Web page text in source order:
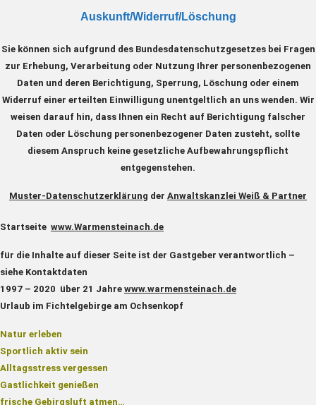
Auskunft/Widerruf/Löschung
Sie können sich aufgrund des Bundesdatenschutzgesetzes bei Fragen
zur Erhebung, Verarbeitung oder Nutzung Ihrer personenbezogenen
Daten und deren Berichtigung, Sperrung, Löschung oder einem
Widerruf einer erteilten Einwilligung unentgeltlich an uns wenden. Wir
weisen darauf hin, dass Ihnen ein Recht auf Berichtigung falscher
Daten oder Löschung personenbezogener Daten zusteht, sollte
diesem Anspruch keine gesetzliche Aufbewahrungspflicht
entgegenstehen.
Muster-Datenschutzerklärung der Anwaltskanzlei Weiß & Partner
Startseite www.Warmensteinach.de
für die Inhalte auf dieser Seite ist der Gastgeber verantwortlich –
siehe Kontaktdaten
1997 – 2020 über 21 Jahre www.warmensteinach.de
Urlaub im Fichtelgebirge am Ochsenkopf
Natur erleben
Sportlich aktiv sein
Alltagsstress vergessen
Gastlichkeit genießen
frische Gebirgsluft atmen…